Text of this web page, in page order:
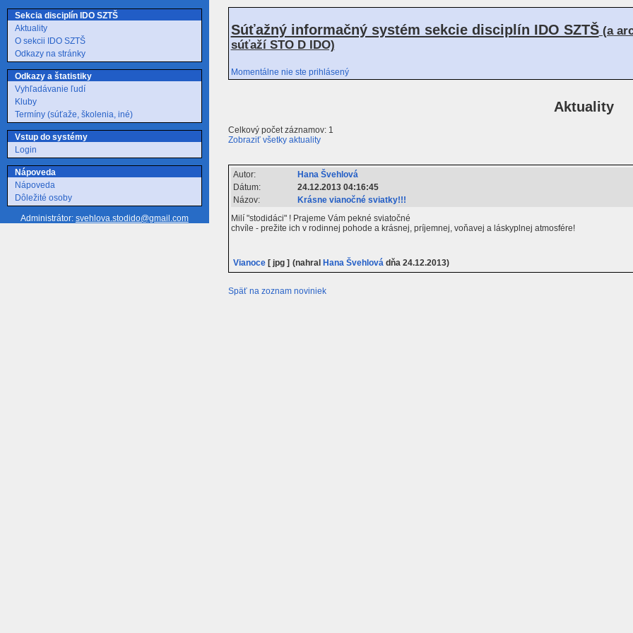
Sekcia disciplín IDO SZTŠ
Aktuality
O sekcii IDO SZTŠ
Odkazy na stránky
Odkazy a štatistiky
Vyhľadávanie ľudí
Kluby
Termíny (súťaže, školenia, iné)
Vstup do systémy
Login
Nápoveda
Nápoveda
Dôležité osoby
Administrátor: svehlova.stodido@gmail.com
Súťažný informačný systém sekcie disciplín IDO SZTŠ(a
súťaží STO D IDO)
Momentálne nie ste prihlásený
Aktuality
Celkový počet záznamov: 1
Zobraziť všetky aktuality
Autor:
Hana Švehlová
Dátum:
24.12.2013 04:16:45
Názov:
Krásne vianočné sviatky!!!
Milí "stodidáci" ! Prajeme Vám pekné sviatočné
chvíle - prežite ich v rodinnej pohode a krásnej, príjemnej, voňavej a láskyplnej atmosfére!
Vianoce[ jpg ] (nahral Hana Švehlová dňa 24.12.2013)
Späť na zoznam noviniek